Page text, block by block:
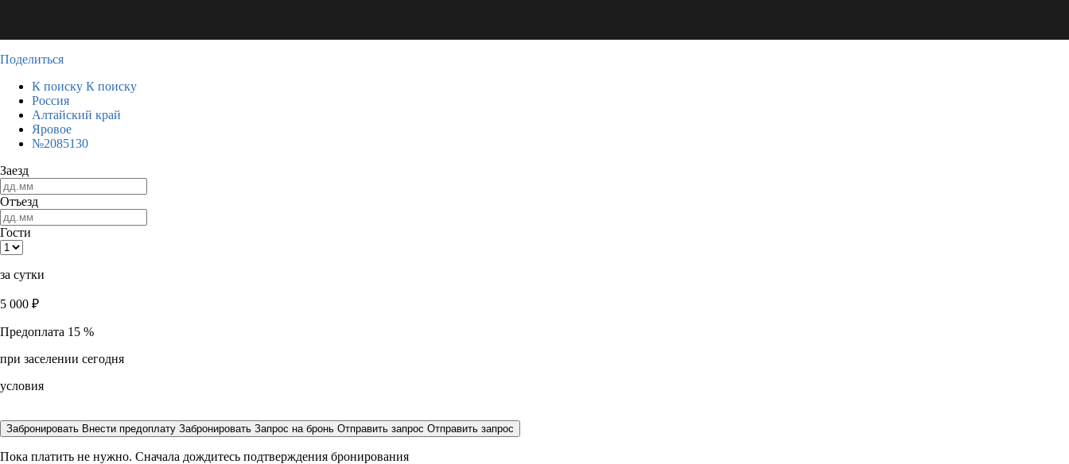
Поделиться
К поиску К поиску
Россия
Алтайский край
Яровое
№2085130
Заезд
Отъезд
Гости
за сутки
5 000 ₽
Предоплата 15 %
при заселении сегодня
условия
Забронировать Внести предоплату Забронировать Запрос на бронь Отправить запрос Отправить запрос
Пока платить не нужно. Сначала дождитесь подтверждения бронирования